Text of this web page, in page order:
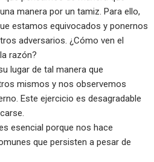
manera por un tamiz. Para ello,
estamos equivocados y ponernos
adversarios. ¿Cómo ven el
razón?
lugar de tal manera que
mismos y nos observemos
Este ejercicio es desagradable
esencial porque nos hace
que persisten a pesar de